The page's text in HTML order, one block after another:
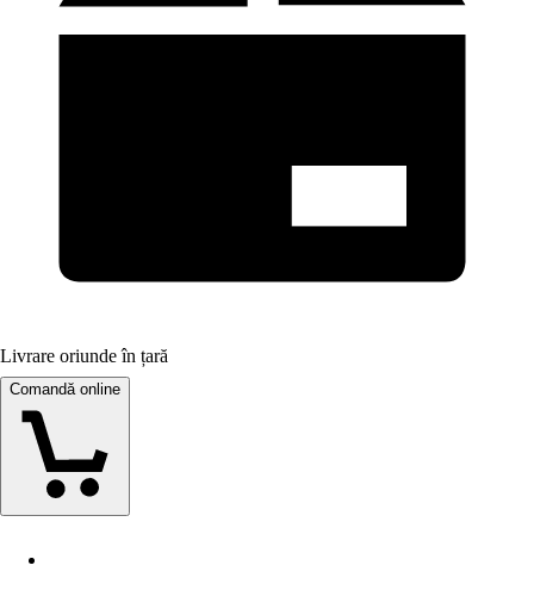
Livrare oriunde în țară
Comandă online